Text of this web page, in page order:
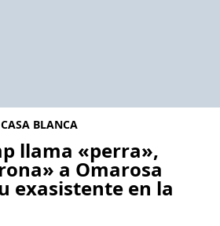
BLANCA
llama «perra»,
a Omarosa
exasistente en la